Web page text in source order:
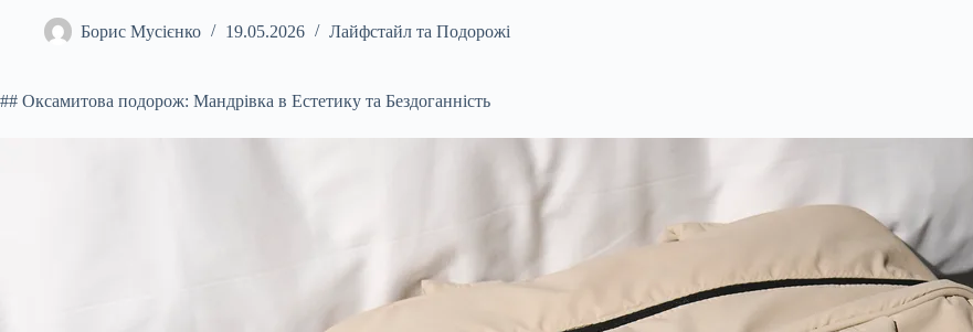
Борис Мусієнко 19.05.2026 Лайфстайл та Подорожі
## Оксамитова подорож: Мандрівка в Естетику та Бездоганність